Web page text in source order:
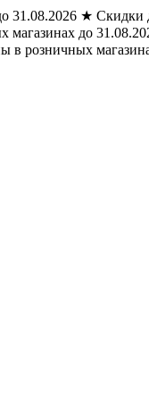
31.08.2026 ★ Скидки
магазинах до
в розничных